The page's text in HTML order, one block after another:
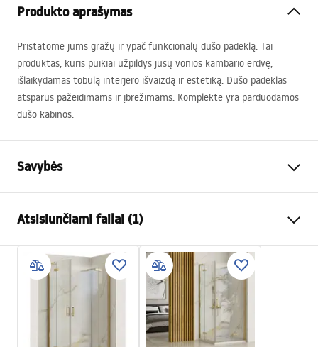
Produkto aprašymas
Pristatome jums gražų ir ypač funkcionalų dušo padėklą. Tai
produktas, kuris puikiai užpildys jūsų vonios kambario erdvę,
išlaikydamas tobulą interjero išvaizdą ir estetiką. Dušo padėklas
atsparus pažeidimams ir įbrėžimams. Komplekte yra parduodamos
dušo kabinos.
Savybės
Medžiaga
Ilgis
900mm
Plotis
900
mm
60
Montavimo būdas
Ant grindų
Nuotakos skersmuo
90mm
Atsisiunčiami failai (1)
Surinkimo instrukcijos
Shower tray.pdf